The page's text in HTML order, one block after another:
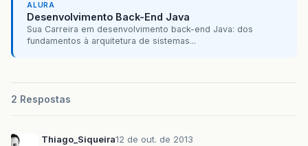
ALURA
Desenvolvimento Back-End Java
Sua Carreira em desenvolvimento back-end Java: dos
fundamentos à arquitetura de sistemas...
2 Respostas
Thiago_Siqueira12 de out. de 2013